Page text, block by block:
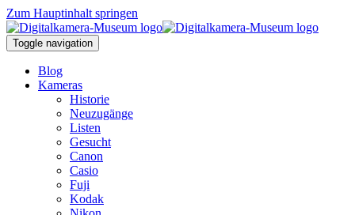
Zum Hauptinhalt springen
Toggle navigation
Blog
Kameras
Historie
Neuzugänge
Listen
Gesucht
Canon
Casio
Fuji
Kodak